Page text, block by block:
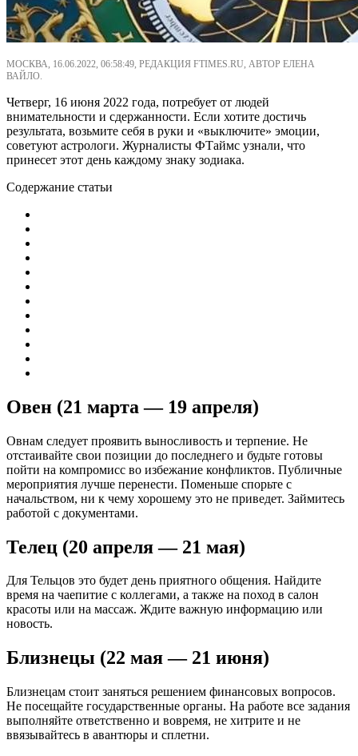
МОСКВА, 16.06.2022, 06:58:49, РЕДАКЦИЯ FTIMES.RU, АВТОР ЕЛЕНА
ВАЙЛО.
Четверг, 16 июня 2022 года, потребует от людей
внимательности и сдержанности. Если хотите достичь
результата, возьмите себя в руки и «выключите» эмоции,
советуют астрологи. Журналисты ФТаймс узнали, что
принесет этот день каждому знаку зодиака.
Содержание статьи
Овен (21 марта — 19 апреля)
Овнам следует проявить выносливость и терпение. Не
отстаивайте свои позиции до последнего и будьте готовы
пойти на компромисс во избежание конфликтов. Публичные
мероприятия лучше перенести. Поменьше спорьте с
начальством, ни к чему хорошему это не приведет. Займитесь
работой с документами.
Телец (20 апреля — 21 мая)
Для Тельцов это будет день приятного общения. Найдите
время на чаепитие с коллегами, а также на поход в салон
красоты или на массаж. Ждите важную информацию или
новость.
Близнецы (22 мая — 21 июня)
Близнецам стоит заняться решением финансовых вопросов.
Не посещайте государственные органы. На работе все задания
выполняйте ответственно и вовремя, не хитрите и не
ввязывайтесь в авантюры и сплетни.